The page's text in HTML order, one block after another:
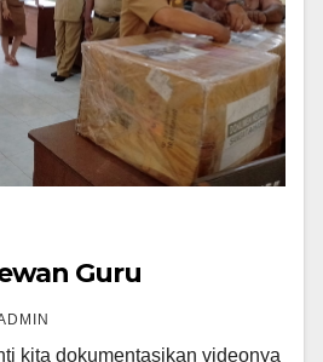
Guru
kita dokumentasikan videonya